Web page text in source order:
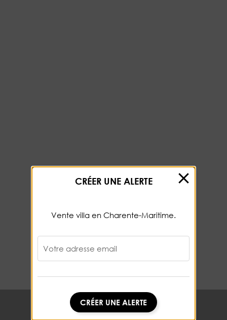
CRÉER UNE ALERTE
CRÉER UNE ALERTE
Vente villa en Charente-Maritime.
Votre adresse email
CRÉER UNE ALERTE